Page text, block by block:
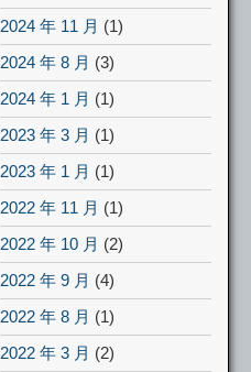
2024 年 11 月 (1)
2024 年 8 月 (3)
2024 年 1 月 (1)
2023 年 3 月 (1)
2023 年 1 月 (1)
2022 年 11 月 (1)
2022 年 10 月 (2)
2022 年 9 月 (4)
2022 年 8 月 (1)
2022 年 3 月 (2)